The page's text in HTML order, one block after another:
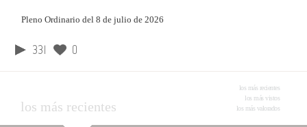
Pleno Ordinario del 8 de julio de 2026
331 0
los más recientes
los más recientes
los más vistos
los más valorados